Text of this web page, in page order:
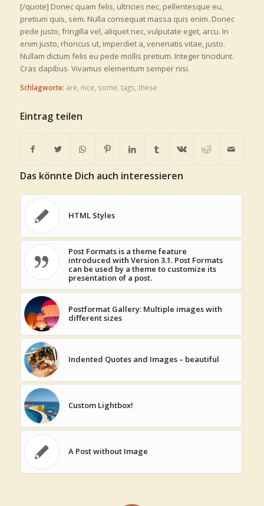
[/quote] Donec quam felis, ultricies nec, pellentesque eu,
pretium quis, sem. Nulla consequat massa quis enim. Donec
pede justo, fringilla vel, aliquet nec, vulputate eget, arcu. In
enim justo, rhoncus ut, imperdiet a, venenatis vitae, justo.
Nullam dictum felis eu pede mollis pretium. Integer tincidunt.
Cras dapibus. Vivamus elementum semper nisi.
Schlagworte: are nice some tags these
Eintrag teilen
Das könnte Dich auch interessieren
HTML Styles
Post Formats is a theme feature
introduced with Version 3.1. Post Formats
can be used by a theme to customize its
presentation of a post.
Postformat Gallery: Multiple images with
different sizes
Indented Quotes and Images – beautiful
Custom Lightbox!
A Post without Image